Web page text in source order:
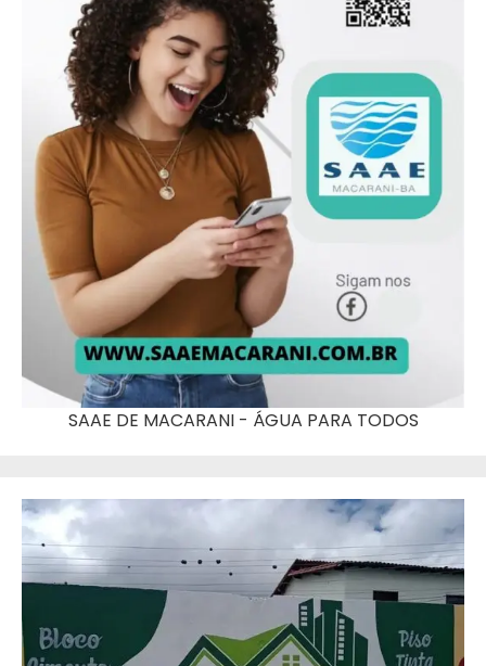
SAAE DE MACARANI - ÁGUA PARA TODOS